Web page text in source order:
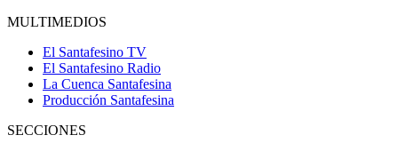
MULTIMEDIOS
El Santafesino TV
El Santafesino Radio
La Cuenca Santafesina
Producción Santafesina
SECCIONES